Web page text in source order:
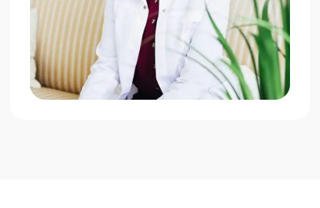
Для того, чтобы оплатить в рассрочку
выберите интересующий вас тариф,
перейдите к оплате и в способах
оплаты выберите рассрочку от банка.
Если у вас возникнут трудности